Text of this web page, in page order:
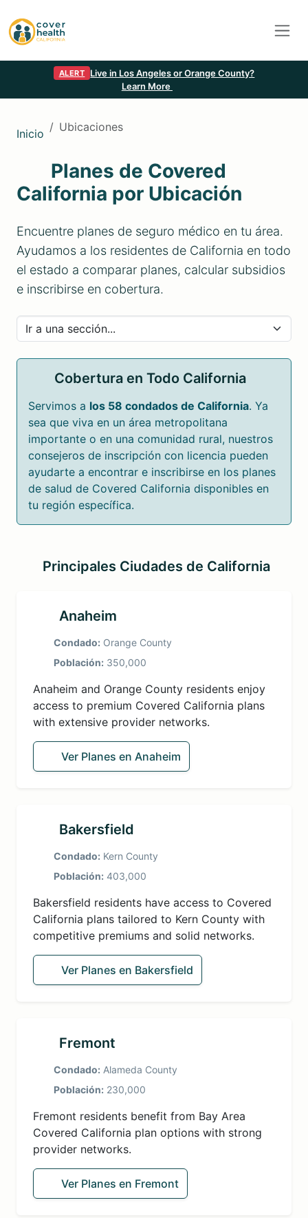
ALERT
Live in Los Angeles or Orange County?
Learn More
Inicio Ubicaciones
Planes de Covered
California por Ubicación
Encuentre planes de seguro médico en tu área.
Ayudamos a los residentes de California en todo
el estado a comparar planes, calcular subsidios
e inscribirse en cobertura.
Cobertura en Todo California
Servimos a los 58 condados de California. Ya
sea que viva en un área metropolitana
importante o en una comunidad rural, nuestros
consejeros de inscripción con licencia pueden
ayudarte a encontrar e inscribirse en los planes
de salud de Covered California disponibles en
tu región específica.
Principales Ciudades de California
Anaheim
Condado: Orange County
Población: 350,000
Anaheim and Orange County residents enjoy
access to premium Covered California plans
with extensive provider networks.
Ver Planes en Anaheim
Bakersfield
Condado: Kern County
Población: 403,000
Bakersfield residents have access to Covered
California plans tailored to Kern County with
competitive premiums and solid networks.
Ver Planes en Bakersfield
Fremont
Condado: Alameda County
Población: 230,000
Fremont residents benefit from Bay Area
Covered California plan options with strong
provider networks.
Ver Planes en Fremont